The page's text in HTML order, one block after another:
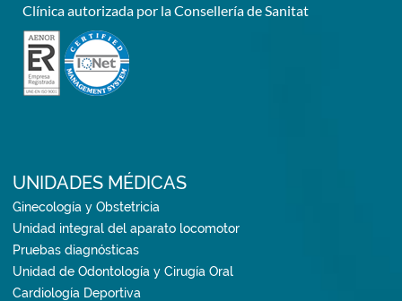
Clínica autorizada por la Consellería de Sanitat
UNIDADES MÉDICAS
Ginecología y Obstetricia
Unidad integral del aparato locomotor
Pruebas diagnósticas
Unidad de Odontología y Cirugía Oral
Cardiología Deportiva